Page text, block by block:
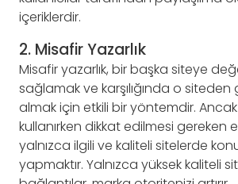
içeriklerdir.
2. Misafir Yazarlık
Misafir yazarlık, bir başka siteye
sağlamak ve karşılığında o siteden
almak için etkili bir yöntemdir.
kullanırken dikkat edilmesi gereken
yalnızca ilgili ve kaliteli sitelerde
yapmaktır. Yalnızca yüksek kaliteli